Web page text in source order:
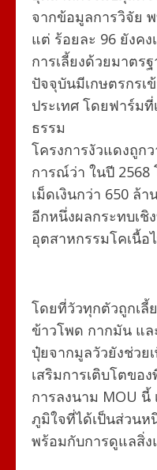
จากข้อมูลการวิจัย
แต่ ร้อยละ 96 ยังคง
การเลี้ยงด้วยมาตร
ปัจจุบันมีเกษตรกรเ
ประเทศ โดยฟาร์ม
ธรรม
โครงการงัวแดงถูก
การณ์ว่า ในปี 2568
เม็ดเงินกว่า 650 ล้
อีกหนึ่งผลกระทบเชิ
อุตสาหกรรมโคเนื้อ
โดยที่วัวทุกตัวถูกเลี้
ข้าวโพด กากมัน แ
ปุ๋ยจากมูลวัวยังช่ว
เสริมการเติบโตขอ
การลงนาม MOU นี้
ภูมิใจที่ได้เป็นส่วนห
พร้อมกับการดูแลสิ่